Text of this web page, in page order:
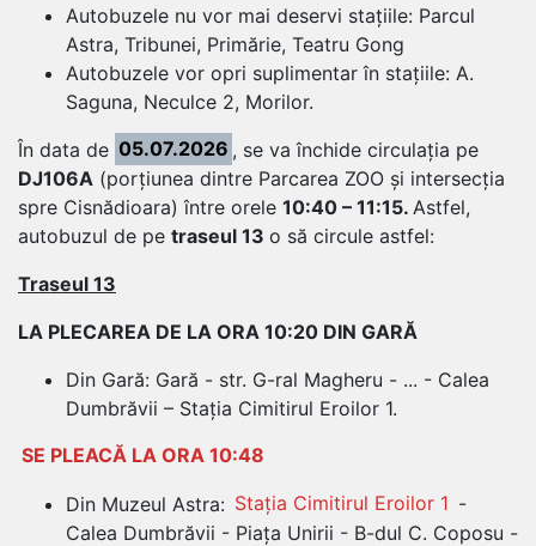
Autobuzele nu vor mai deservi stațiile: Parcul
Astra, Tribunei, Primărie, Teatru Gong
Autobuzele vor opri suplimentar în stațiile: A.
Saguna, Neculce 2, Morilor.
În data de 05.07.2026 , se va închide circulația pe
DJ106A (porțiunea dintre Parcarea ZOO și intersecția
spre Cisnădioara) între orele 10:40 – 11:15. Astfel,
autobuzul de pe traseul 13 o să circule astfel:
Traseul 13
LA PLECAREA DE LA ORA 10:20 DIN GARĂ
Din Gară: Gară - str. G-ral Magheru - ... - Calea
Dumbrăvii – Stația Cimitirul Eroilor 1.
SE PLEACĂ LA ORA 10:48
Din Muzeul Astra: Stația Cimitirul Eroilor 1 -
Calea Dumbrăvii - Piața Unirii - B-dul C. Coposu -